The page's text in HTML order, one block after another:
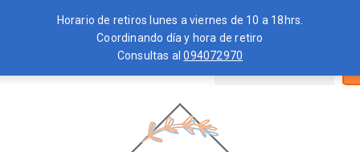
Horario de retiros lunes a viernes de 10 a 18hrs.
Coordinando día y hora de retiro
Consultas al094072970
por: